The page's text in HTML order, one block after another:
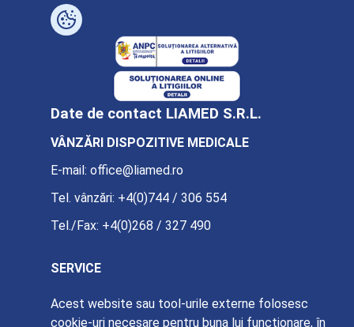
Date de contact LIAMED S.R.L.
VÂNZĂRI DISPOZITIVE MEDICALE
E-mail: office@liamed.ro
Tel. vânzări: +4(0)744 / 306 554
Tel./Fax: +4(0)268 / 327 490
SERVICE
E-mail:
service@liamed.ro
Tel. service:+4(0)739 / 885 387
Acest website sau tool-urile externe folosesc
cookie-uri necesare pentru buna lui funcționare, în